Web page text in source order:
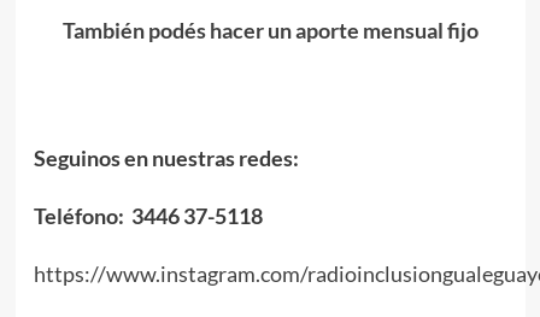
También podés hacer un aporte mensual fijo
Seguinos en nuestras redes:
Teléfono: 3446 37-5118
https://www.instagram.com/